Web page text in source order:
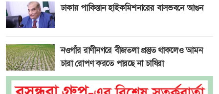
ঢাকায় পাকিস্তান হাইকমিশনারের বাসভবনে আগুন
নওগাঁর রাণীনগরে বীজতলা প্রস্তুত থাকলেও আমন
চারা রোপণ করতে পারছে না চাষিরা